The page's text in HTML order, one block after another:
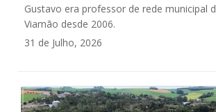
Gustavo era professor de rede municipal
Viamão desde 2006.
31 de Julho, 2026